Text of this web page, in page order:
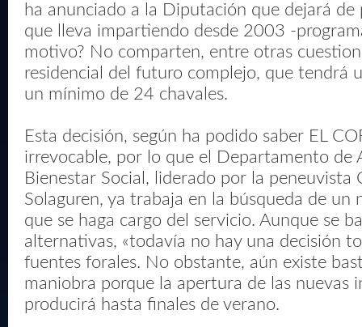
ha anunciado a la Diputación que dejará de
que lleva impartiendo desde 2003 -
motivo? No comparten, entre otras
residencial del futuro complejo, que tendrá
un mínimo de 24 chavales.
Esta decisión, según ha podido saber EL
irrevocable, por lo que el Departamento de
Bienestar Social, liderado por la peneuvista
Solaguren, ya trabaja en la búsqueda de un
que se haga cargo del servicio. Aunque se
alternativas, «todavía no hay una decisión
fuentes forales. No obstante, aún existe
maniobra porque la apertura de las nuevas
producirá hasta finales de verano.